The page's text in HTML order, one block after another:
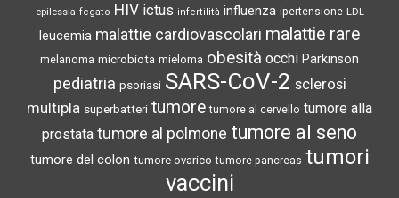
epilessia fegato HIV ictus infertilità influenza ipertensione LDL
leucemia malattie cardiovascolari malattie rare
melanoma microbiota mieloma obesità occhi Parkinson
pediatria psoriasi SARS-CoV-2 sclerosi
multipla superbatteri tumore tumore al cervello tumore alla
prostata tumore al polmone tumore al seno
tumore del colon tumore ovarico tumore pancreas tumori
vaccini